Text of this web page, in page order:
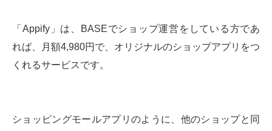
「Appify」は、BASEでショップ運営をしている方であ
れば、月額4,980円で、オリジナルのショップアプリをつ
くれるサービスです。
ショッピングモールアプリのように、他のショップと同